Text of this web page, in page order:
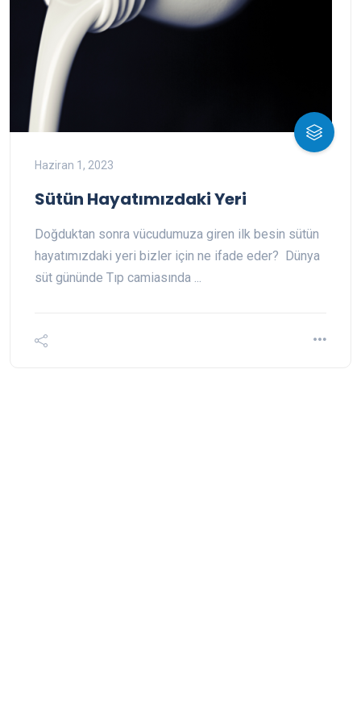
Haziran 1, 2023
Sütün Hayatımızdaki Yeri
Doğduktan sonra vücudumuza giren ilk besin sütün
hayatımızdaki yeri bizler için ne ifade eder? Dünya
süt gününde Tıp camiasında ...